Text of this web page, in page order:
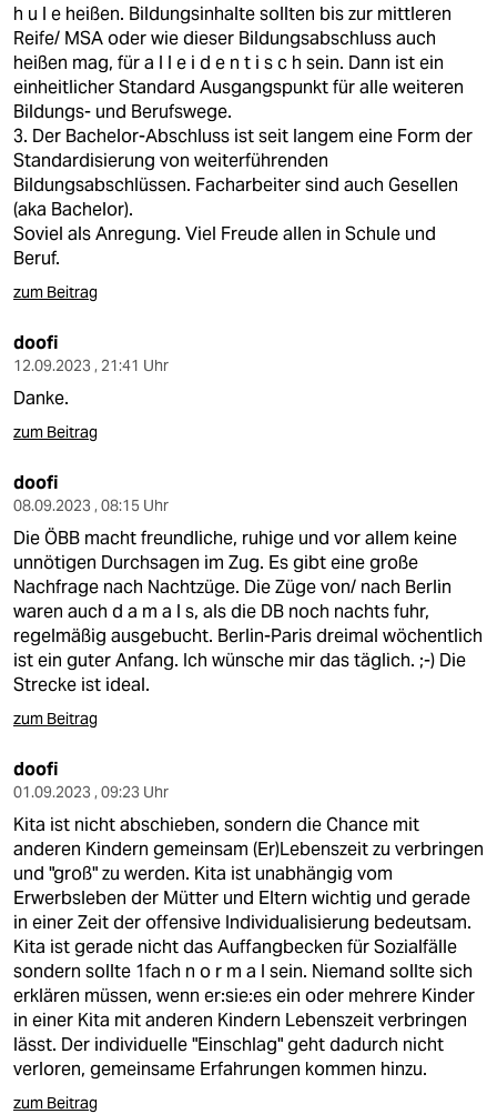
h u l e heißen. Bildungsinhalte sollten bis zur mittleren
Reife/ MSA oder wie dieser Bildungsabschluss auch
heißen mag, für a l l e i d e n t i s c h sein. Dann ist ein
einheitlicher Standard Ausgangspunkt für alle weiteren
Bildungs- und Berufswege.
3. Der Bachelor-Abschluss ist seit langem eine Form der
Standardisierung von weiterführenden
Bildungsabschlüssen. Facharbeiter sind auch Gesellen
(aka Bachelor).
Soviel als Anregung. Viel Freude allen in Schule und
Beruf.
zum Beitrag
doofi
12.09.2023 , 21:41 Uhr
Danke.
zum Beitrag
doofi
08.09.2023 , 08:15 Uhr
Die ÖBB macht freundliche, ruhige und vor allem keine
unnötigen Durchsagen im Zug. Es gibt eine große
Nachfrage nach Nachtzüge. Die Züge von/ nach Berlin
waren auch d a m a l s, als die DB noch nachts fuhr,
regelmäßig ausgebucht. Berlin-Paris dreimal wöchentlich
ist ein guter Anfang. Ich wünsche mir das täglich. ;-) Die
Strecke ist ideal.
zum Beitrag
doofi
01.09.2023 , 09:23 Uhr
Kita ist nicht abschieben, sondern die Chance mit
anderen Kindern gemeinsam (Er)Lebenszeit zu verbringen
und "groß" zu werden. Kita ist unabhängig vom
Erwerbsleben der Mütter und Eltern wichtig und gerade
in einer Zeit der offensive Individualisierung bedeutsam.
Kita ist gerade nicht das Auffangbecken für Sozialfälle
sondern sollte 1fach n o r m a l sein. Niemand sollte sich
erklären müssen, wenn er:sie:es ein oder mehrere Kinder
in einer Kita mit anderen Kindern Lebenszeit verbringen
lässt. Der individuelle "Einschlag" geht dadurch nicht
verloren, gemeinsame Erfahrungen kommen hinzu.
zum Beitrag